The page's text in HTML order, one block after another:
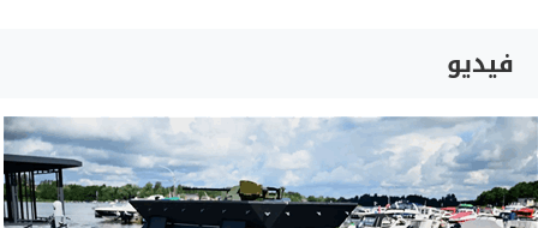
فيديو